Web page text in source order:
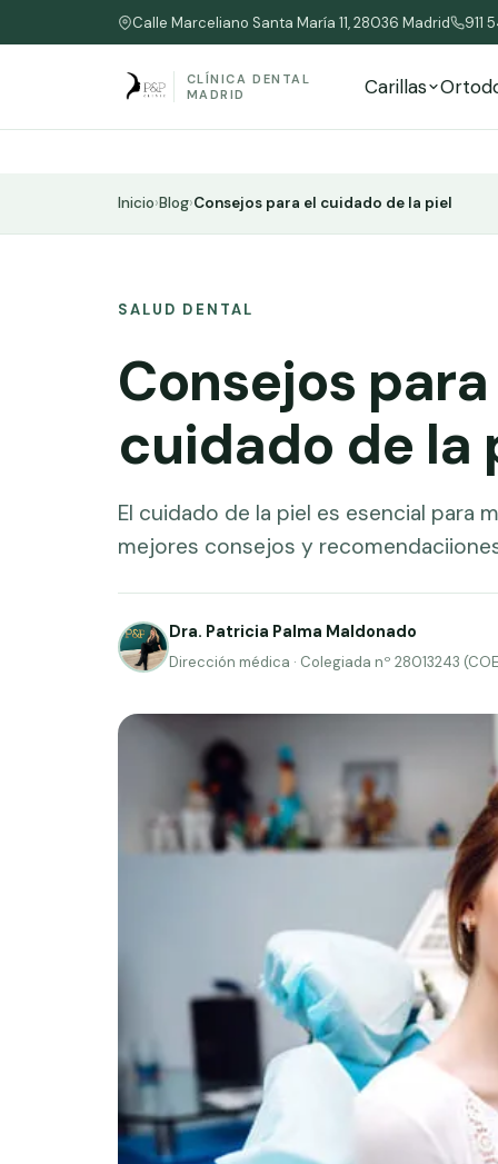
Calle Marceliano Santa María 11, 28036 Madrid 911
CLÍNICA DENTAL
MADRID
Carillas
Inicio›Blog›Consejos para el cuidado de la piel
SALUD DENTAL
Consejos
cuidado de la
El cuidado de la piel es esencial para
mejores consejos y
Dra. Patricia Palma Maldonado
Dirección médica · Colegiada nº 28013243